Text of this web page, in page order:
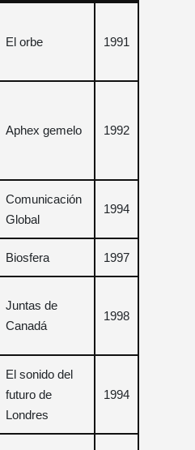
El orbe 1991
Aphex gemelo 1992
Comunicación
Global
1994
Biosfera 1997
Juntas de
Canadá
1998
El sonido del
futuro de
Londres
1994